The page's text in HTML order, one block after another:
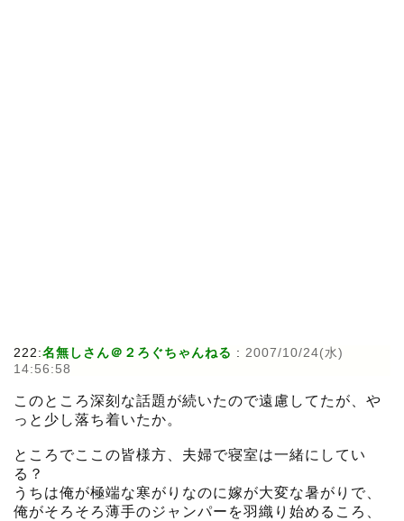
222:名無しさん＠２ろぐちゃんねる : 2007/10/24(水)
14:56:58
このところ深刻な話題が続いたので遠慮してたが、や
っと少し落ち着いたか。
ところでここの皆様方、夫婦で寝室は一緒にしてい
る？
うちは俺が極端な寒がりなのに嫁が大変な暑がりで、
俺がそろそろ薄手のジャンパーを羽織り始めるころ、